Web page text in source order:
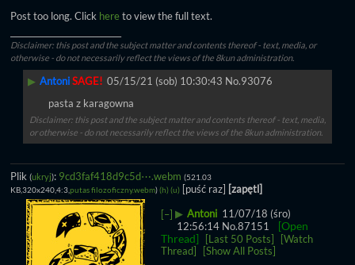
Post too long. Click here to view the full text.
Disclaimer: this post and the subject matter and contents thereof - text, media, or
otherwise - do not necessarily reflect the views of the 8kun administration.
▶ AntoniSAGE! 05/15/21 (sob) 10:30:43 No.93076
pasta z karagowna
Disclaimer: this post and the subject matter and contents thereof - text, media,
or otherwise - do not necessarily reflect the views of the 8kun administration.
Plik (ukryj): 9cd3faf418d9c5d⋯.webm (521.03
KB,320x240,4:3,putas filozoficzny.webm)(h)(u) [puść raz] [zapętl]
[–] ▶ Antoni 11/07/18 (śro)
12:56:14 No.87151
[Open
Thread]
[Last 50 Posts]
[Watch
Thread]
[Show All Posts]